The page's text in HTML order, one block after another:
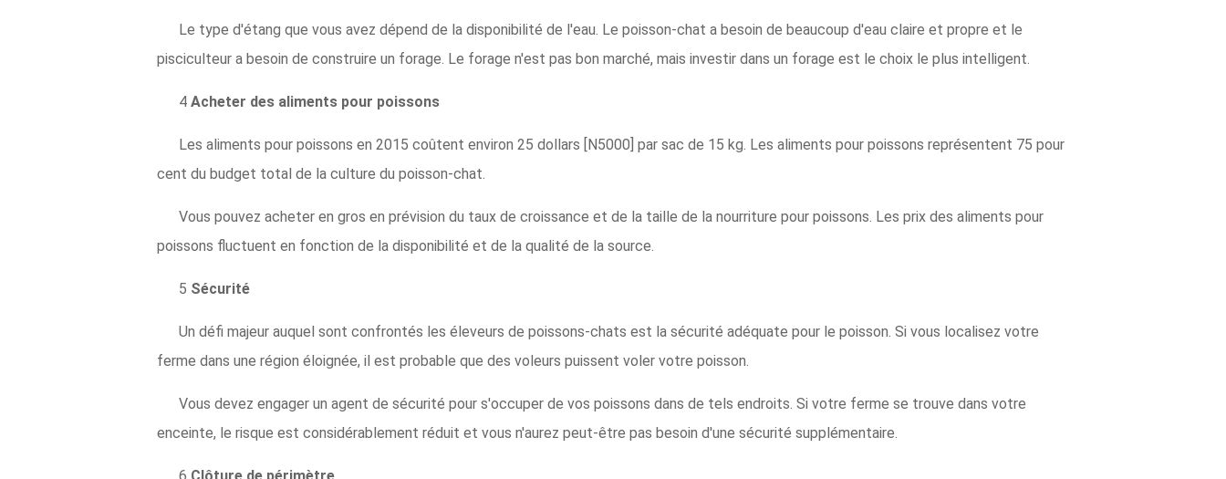
Le type d'étang que vous avez dépend de la disponibilité de l'eau. Le poisson-chat a besoin de beaucoup d'eau claire et propre et le
pisciculteur a besoin de construire un forage. Le forage n'est pas bon marché, mais investir dans un forage est le choix le plus intelligent.
4 Acheter des aliments pour poissons
Les aliments pour poissons en 2015 coûtent environ 25 dollars [N5000] par sac de 15 kg. Les aliments pour poissons représentent 75 pour
cent du budget total de la culture du poisson-chat.
Vous pouvez acheter en gros en prévision du taux de croissance et de la taille de la nourriture pour poissons. Les prix des aliments pour
poissons fluctuent en fonction de la disponibilité et de la qualité de la source.
5 Sécurité
Un défi majeur auquel sont confrontés les éleveurs de poissons-chats est la sécurité adéquate pour le poisson. Si vous localisez votre
ferme dans une région éloignée, il est probable que des voleurs puissent voler votre poisson.
Vous devez engager un agent de sécurité pour s'occuper de vos poissons dans de tels endroits. Si votre ferme se trouve dans votre
enceinte, le risque est considérablement réduit et vous n'aurez peut-être pas besoin d'une sécurité supplémentaire.